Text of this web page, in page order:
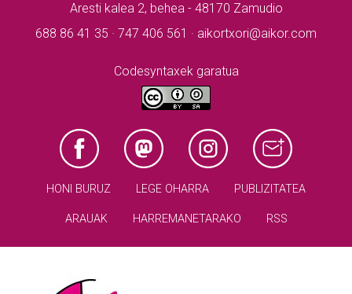
Aresti kalea 2, behea - 48170 Zamudio
688 86 41 35 · 747 406 561 · aikortxori@aikor.com
Codesyntaxek garatua
HONI BURUZ LEGE OHARRA PUBLIZITATEA
ARAUAK HARREMANETARAKO RSS